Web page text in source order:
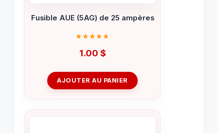
Fusible AUE (5AG) de 25 ampères
1.00 $
AJOUTER AU PANIER